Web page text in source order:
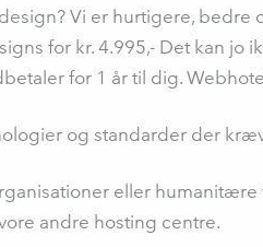
Vi er hurtigere,
for kr. 4.995,- Det kan
for 1 år til dig.
og standarder der
eller
andre hosting centre.